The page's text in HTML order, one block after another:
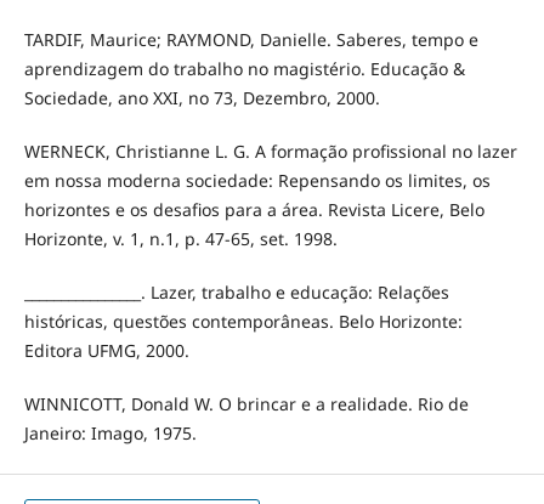
TARDIF, Maurice; RAYMOND, Danielle. Saberes, tempo e
aprendizagem do trabalho no magistério. Educação &
Sociedade, ano XXI, no 73, Dezembro, 2000.
WERNECK, Christianne L. G. A formação profissional no lazer
em nossa moderna sociedade: Repensando os limites, os
horizontes e os desafios para a área. Revista Licere, Belo
Horizonte, v. 1, n.1, p. 47-65, set. 1998.
________________. Lazer, trabalho e educação: Relações
históricas, questões contemporâneas. Belo Horizonte:
Editora UFMG, 2000.
WINNICOTT, Donald W. O brincar e a realidade. Rio de
Janeiro: Imago, 1975.